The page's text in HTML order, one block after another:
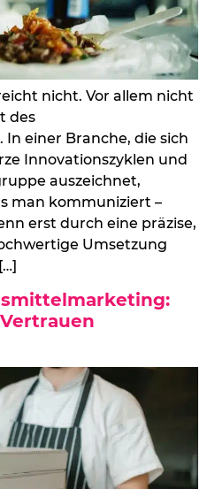
nicht. Vor allem nicht
des
einer Branche, die sich
Innovationszyklen und
auszeichnet,
man kommuniziert –
erst durch eine präzise,
Umsetzung